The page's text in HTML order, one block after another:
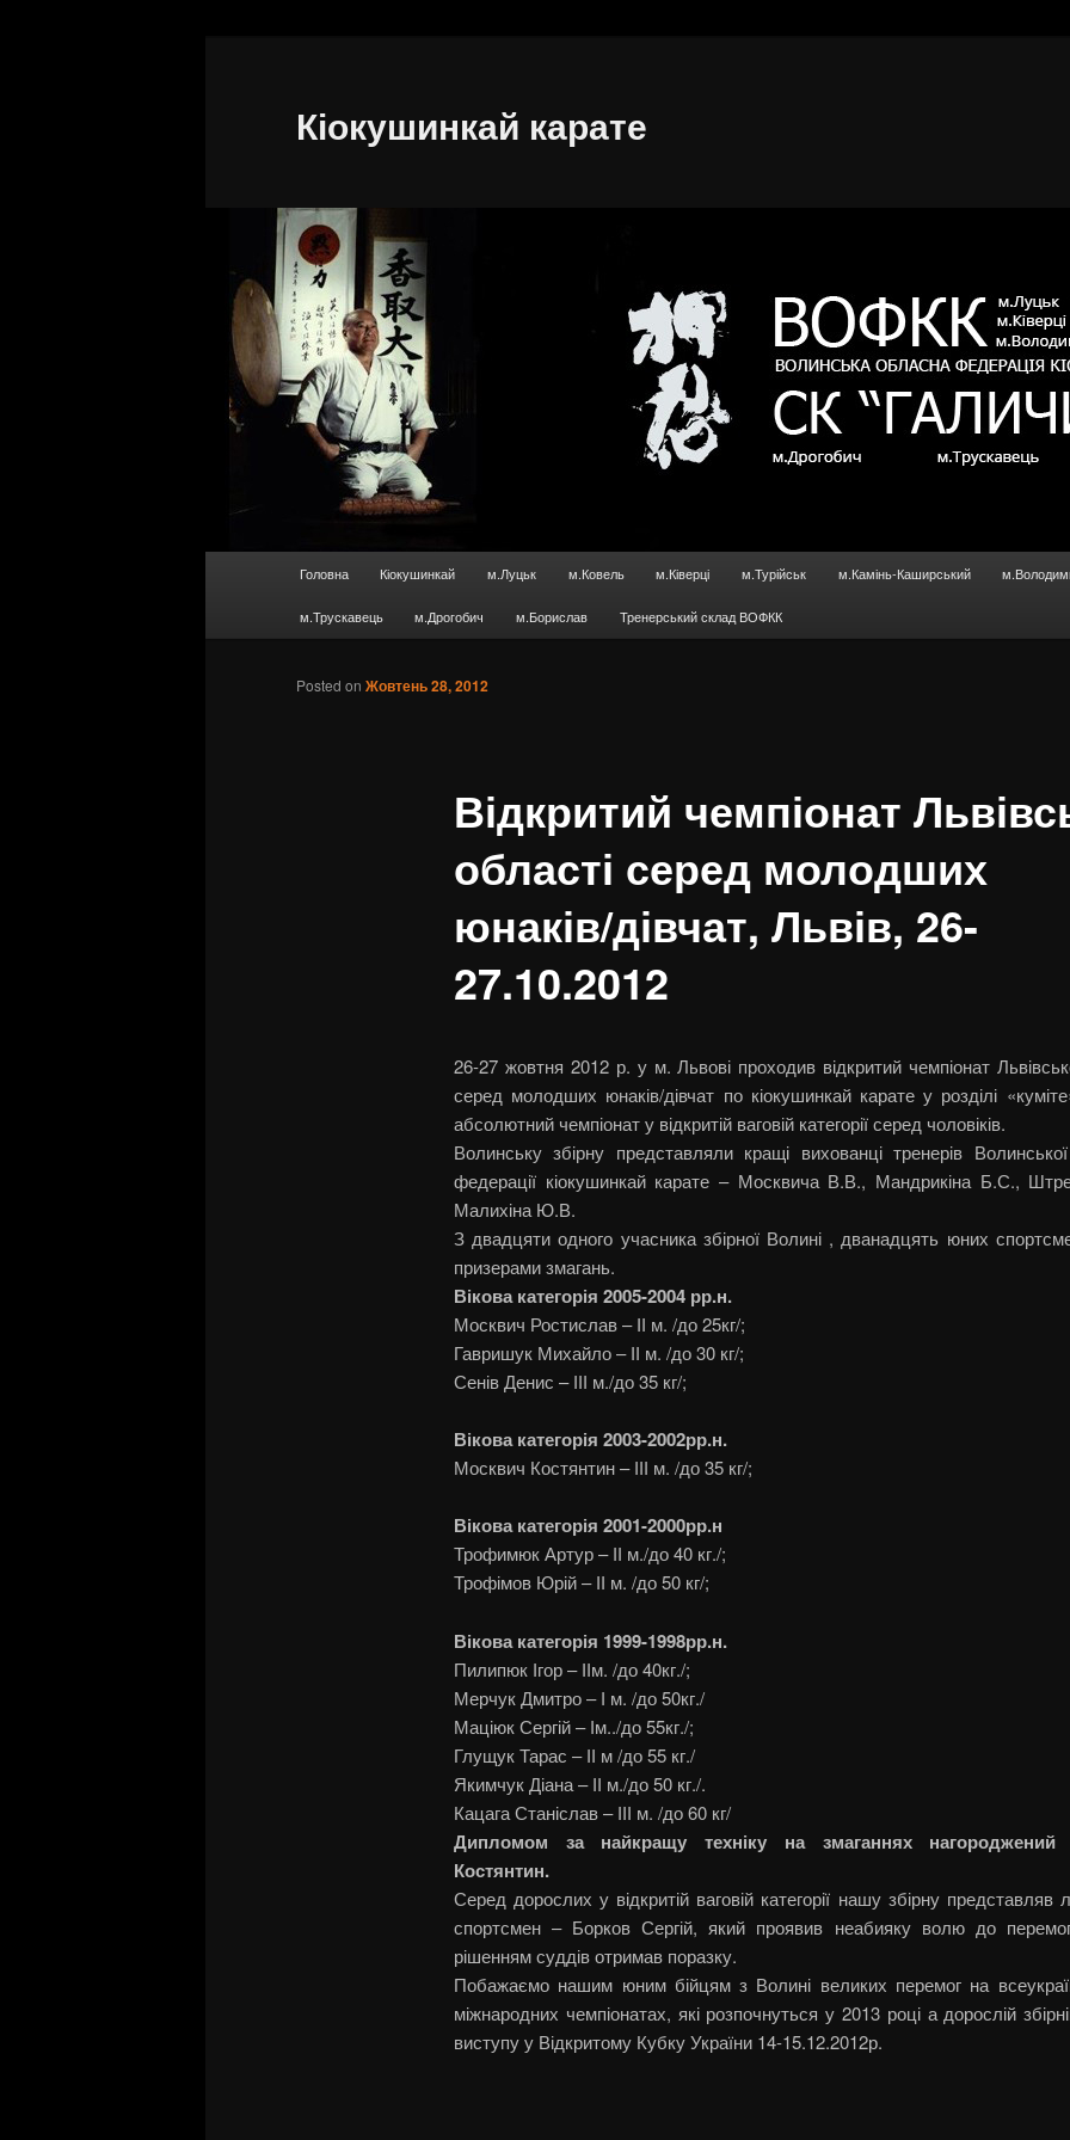
Кіокушинкай карате
Skip to primary content
Головна Кіокушинкай м.Луцьк м.Ковель м.Ківерці м.Турійськ м.Камінь-Каширський
м.Трускавець м.Дрогобич м.Борислав Тренерський склад ВОФКК
Відкритий чемпіонат
області серед молодших
юнаків/дівчат, Львів, 26-
27.10.2012
Posted on Жовтень 28, 2012
26-27 жовтня 2012 р. у м. Львові проходив відкритий чемпіонат
серед молодших юнаків/дівчат по кіокушинкай карате у розділі
абсолютний чемпіонат у відкритій ваговій категорії серед чоловіків.
Волинську збірну представляли кращі вихованці тренерів
федерації кіокушинкай карате – Москвича В.В., Мандрикіна Б.С.,
Малихіна Ю.В.
З двадцяти одного учасника збірної Волині , дванадцять юних
призерами змагань.
Вікова категорія 2005-2004 рр.н.
Москвич Ростислав – ІІ м. /до 25кг/;
Гавришук Михайло – ІІ м. /до 30 кг/;
Сенів Денис – ІІІ м./до 35 кг/;
Вікова категорія 2003-2002рр.н.
Москвич Костянтин – ІІІ м. /до 35 кг/;
Вікова категорія 2001-2000рр.н
Трофимюк Артур – ІІ м./до 40 кг./;
Трофімов Юрій – ІІ м. /до 50 кг/;
Вікова категорія 1999-1998рр.н.
Пилипюк Ігор – ІІм. /до 40кг./;
Мерчук Дмитро – І м. /до 50кг./
Маціюк Сергій – Ім../до 55кг./;
Глущук Тарас – ІІ м /до 55 кг./
Якимчук Діана – ІІ м./до 50 кг./.
Кацага Станіслав – ІІІ м. /до 60 кг/
Дипломом за найкращу техніку на змаганнях нагороджений
Костянтин.
Серед дорослих у відкритій ваговій категорії нашу збірну
спортсмен – Борков Сергій, який проявив неабияку волю до
рішенням суддів отримав поразку.
Побажаємо нашим юним бійцям з Волині великих перемог на
міжнародних чемпіонатах, які розпочнуться у 2013 році а дорослій
виступу у Відкритому Кубку України 14-15.12.2012р.